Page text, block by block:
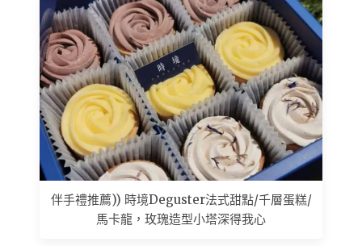
伴手禮推薦)) 時境Deguster法式甜點/千層蛋糕/
馬卡龍，玫瑰造型小塔深得我心